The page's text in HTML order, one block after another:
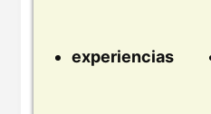
experiencias